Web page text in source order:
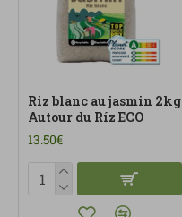
Riz blanc au jasmin 2kg
Autour du Ríz ECO
13.50€